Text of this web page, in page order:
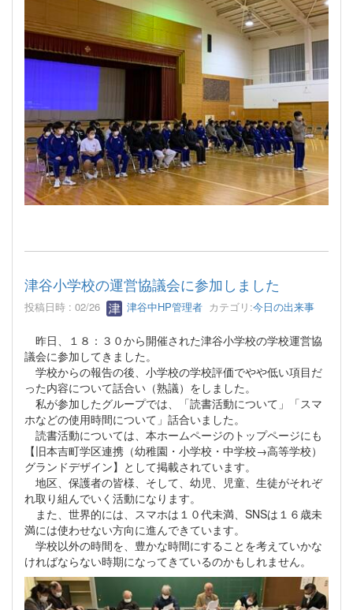
津谷小学校の運営協議会に参加しました
投稿日時 : 02/26 津谷中HP管理者 カテゴリ:今日の出来事
昨日、１８：３０から開催された津谷小学校の学校運営協
議会に参加してきました。
学校からの報告の後、小学校の学校評価でやや低い項目だ
った内容について話合い（熟議）をしました。
私が参加したグループでは、「読書活動について」「スマ
ホなどの使用時間について」話合いました。
読書活動については、本ホームページのトップページにも
【旧本吉町学区連携（幼稚園・小学校・中学校→高等学校）
グランドデザイン】として掲載されています。
地区、保護者の皆様、そして、幼児、児童、生徒がそれぞ
れ取り組んでいく活動になります。
また、世界的には、スマホは１０代未満、SNSは１６歳未
満には使わせない方向に進んできています。
学校以外の時間を、豊かな時間にすることを考えていかな
ければならない時期になってきているのかもしれません。